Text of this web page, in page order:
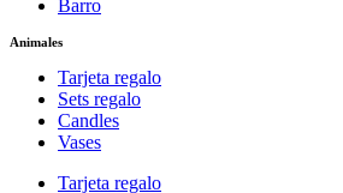
Barro
Animales
Tarjeta regalo
Sets regalo
Candles
Vases
Tarjeta regalo